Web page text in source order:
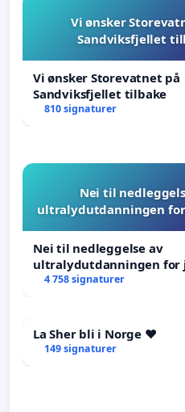
Vi ønsker
Sandviksfjellet
Vi ønsker Storevatnet på
Sandviksfjellet tilbake
810 signaturer
Nei til
ultralydutdanningen
Nei til nedleggelse av
ultralydutdanningen for
4 758 signaturer
La Sher bli i Norge ❤️
149 signaturer